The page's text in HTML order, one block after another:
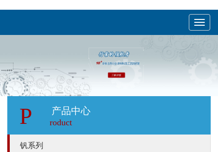
menu
P 产品中心
roduct
钒系列